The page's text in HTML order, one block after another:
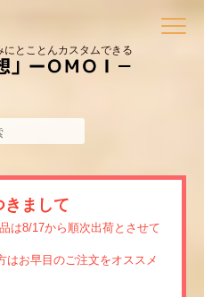
とことんカスタムできる
きまして
は8/17から順次出荷とさせて
はお早目のご注文をオススメ